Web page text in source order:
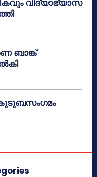
വിദ്യാഭ്യാസ
ബാങ്ക്